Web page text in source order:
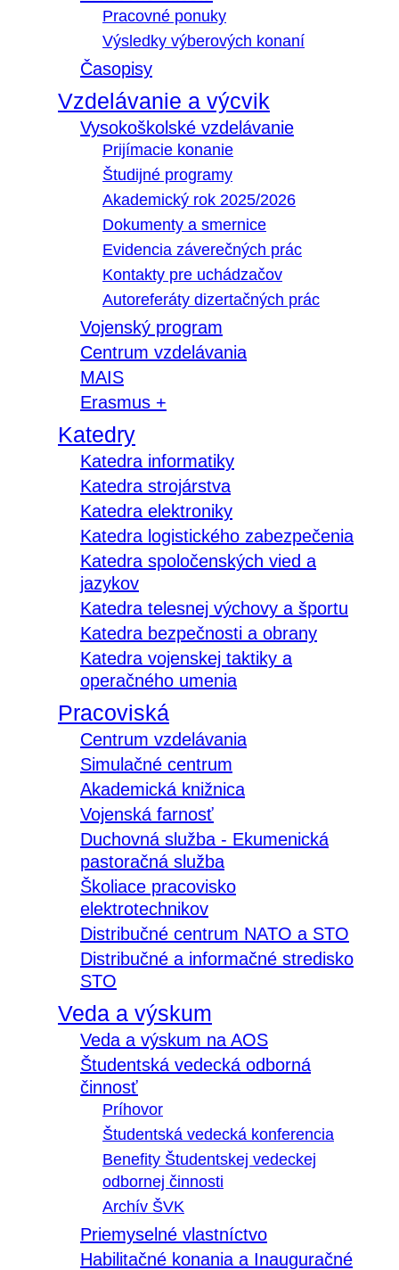
Pracovné ponuky
Výsledky výberových konaní
Časopisy
Vzdelávanie a výcvik
Vysokoškolské vzdelávanie
Prijímacie konanie
Študijné programy
Akademický rok 2025/2026
Dokumenty a smernice
Evidencia záverečných prác
Kontakty pre uchádzačov
Autoreferáty dizertačných prác
Vojenský program
Centrum vzdelávania
MAIS
Erasmus +
Katedry
Katedra informatiky
Katedra strojárstva
Katedra elektroniky
Katedra logistického zabezpečenia
Katedra spoločenských vied a
jazykov
Katedra telesnej výchovy a športu
Katedra bezpečnosti a obrany
Katedra vojenskej taktiky a
operačného umenia
Pracoviská
Centrum vzdelávania
Simulačné centrum
Akademická knižnica
Vojenská farnosť
Duchovná služba - Ekumenická
pastoračná služba
Školiace pracovisko
elektrotechnikov
Distribučné centrum NATO a STO
Distribučné a informačné stredisko
STO
Veda a výskum
Veda a výskum na AOS
Študentská vedecká odborná
činnosť
Príhovor
Študentská vedecká konferencia
Benefity Študentskej vedeckej
odbornej činnosti
Archív ŠVK
Priemyselné vlastníctvo
Habilitačné konania a Inauguračné